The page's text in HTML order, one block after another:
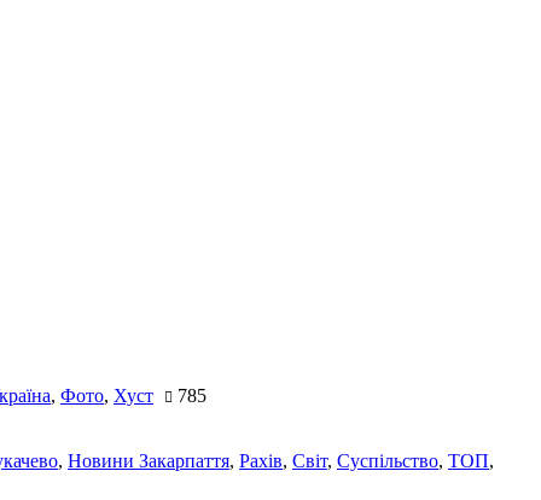
, Фото, Хуст 785
, Новини Закарпаття, Рахів, Світ, Суспільство, ТОП,